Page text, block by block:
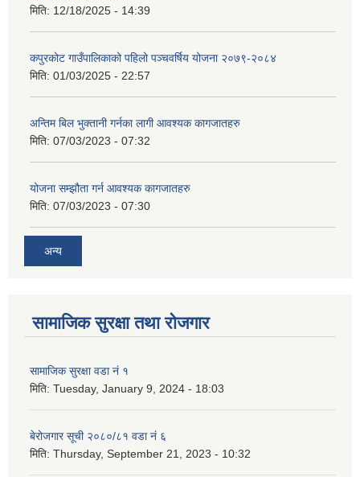
मिति: 12/18/2025 - 14:39
कपुरकोट गाउँपालिकाको पहिलो पञ्चवर्षिय योजना २०७९-२०८४
मिति: 01/03/2025 - 22:57
अन्तिम बिल भुक्तानी गर्नका लागी आवश्यक कागजातहरु
मिति: 07/03/2023 - 07:32
योजना सम्झौता गर्न आवश्यक कागजातहरु
मिति: 07/03/2023 - 07:30
अन्य
सामाजिक सुरक्षा तथा रोजगार
सामाजिक सुरक्षा वडा नं १
मिति: Tuesday, January 9, 2024 - 18:03
बेरोजगार सूची २०८०/८१ वडा नं ६
मिति: Thursday, September 21, 2023 - 10:32